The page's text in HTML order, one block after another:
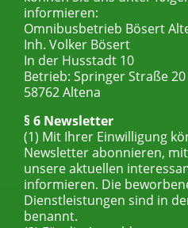
informieren:
Omnibusbetrieb Bösert
Inh. Volker Bösert
In der Husstadt 10
Betrieb: Springer Straße 20
58762 Altena
§ 6 Newsletter
(1) Mit Ihrer Einwilligung
Newsletter abonnieren,
unsere aktuellen
informieren. Die
Dienstleistungen sind in
benannt.